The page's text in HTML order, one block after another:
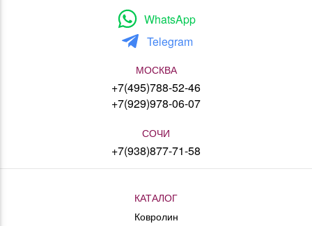
WhatsApp
Telegram
МОСКВА
+7(495)788-52-46
+7(929)978-06-07
СОЧИ
+7(938)877-71-58
КАТАЛОГ
Ковролин